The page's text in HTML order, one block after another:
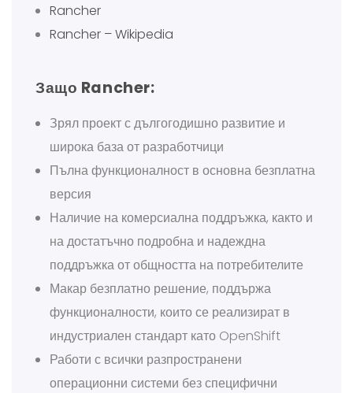
Rancher
Rancher – Wikipedia
Защо Rancher:
Зрял проект с дългогодишно развитие и
широка база от разработчици
Пълна функционалност в основна безплатна
версия
Наличие на комерсиална поддръжка, както и
на достатъчно подробна и надеждна
поддръжка от общността на потребителите
Макар безплатно решение, поддържа
функционалности, които се реализират в
индустриален стандарт като OpenShift
Работи с всички разпространени
операционни системи без специфични